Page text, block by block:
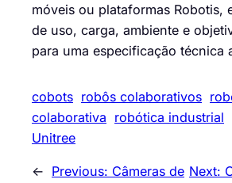
móveis ou plataformas Robotis,
de uso, carga, ambiente e
para uma especificação técnica
cobots robôs colaborativos
colaborativa robótica industrial
Unitree
← Previous: Câmeras de Next: